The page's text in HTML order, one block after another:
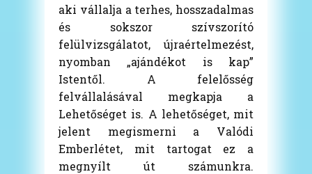
aki vállalja a terhes, hosszadalmas
és sokszor szívszorító
felülvizsgálatot, újraértelmezést,
nyomban „ajándékot is kap”
Istentől. A felelősség
felvállalásával megkapja a
Lehetőséget is. A lehetőséget, mit
jelent megismerni a Valódi
Emberlétet, mit tartogat ez a
megnyílt út számunkra.